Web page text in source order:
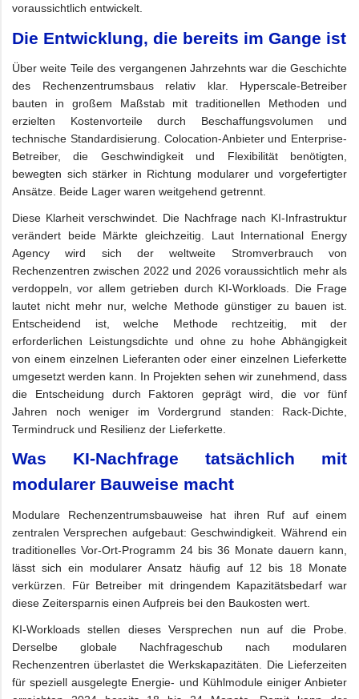
voraussichtlich entwickelt.
Die Entwicklung, die bereits im Gange ist
Über weite Teile des vergangenen Jahrzehnts war die Geschichte
des Rechenzentrumsbaus relativ klar. Hyperscale-Betreiber
bauten in großem Maßstab mit traditionellen Methoden und
erzielten Kostenvorteile durch Beschaffungsvolumen und
technische Standardisierung. Colocation-Anbieter und Enterprise-
Betreiber, die Geschwindigkeit und Flexibilität benötigten,
bewegten sich stärker in Richtung modularer und vorgefertigter
Ansätze. Beide Lager waren weitgehend getrennt.
Diese Klarheit verschwindet. Die Nachfrage nach KI-Infrastruktur
verändert beide Märkte gleichzeitig. Laut International Energy
Agency wird sich der weltweite Stromverbrauch von
Rechenzentren zwischen 2022 und 2026 voraussichtlich mehr als
verdoppeln, vor allem getrieben durch KI-Workloads. Die Frage
lautet nicht mehr nur, welche Methode günstiger zu bauen ist.
Entscheidend ist, welche Methode rechtzeitig, mit der
erforderlichen Leistungsdichte und ohne zu hohe Abhängigkeit
von einem einzelnen Lieferanten oder einer einzelnen Lieferkette
umgesetzt werden kann. In Projekten sehen wir zunehmend, dass
die Entscheidung durch Faktoren geprägt wird, die vor fünf
Jahren noch weniger im Vordergrund standen: Rack-Dichte,
Termindruck und Resilienz der Lieferkette.
Was KI-Nachfrage tatsächlich mit
modularer Bauweise macht
Modulare Rechenzentrumsbauweise hat ihren Ruf auf einem
zentralen Versprechen aufgebaut: Geschwindigkeit. Während ein
traditionelles Vor-Ort-Programm 24 bis 36 Monate dauern kann,
lässt sich ein modularer Ansatz häufig auf 12 bis 18 Monate
verkürzen. Für Betreiber mit dringendem Kapazitätsbedarf war
diese Zeitersparnis einen Aufpreis bei den Baukosten wert.
KI-Workloads stellen dieses Versprechen nun auf die Probe.
Derselbe globale Nachfrageschub nach modularen
Rechenzentren überlastet die Werkskapazitäten. Die Lieferzeiten
für speziell ausgelegte Energie- und Kühlmodule einiger Anbieter